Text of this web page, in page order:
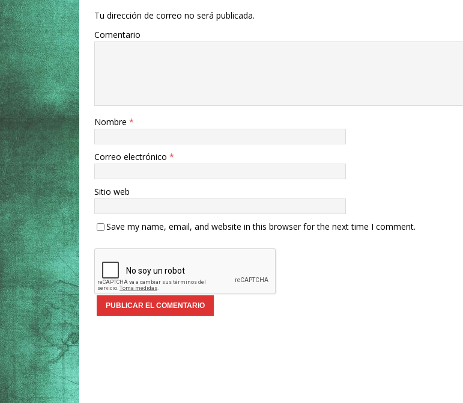
Tu dirección de correo no será publicada.
Comentario
Nombre *
Correo electrónico *
Sitio web
Save my name, email, and website in this browser for the next time I comment.